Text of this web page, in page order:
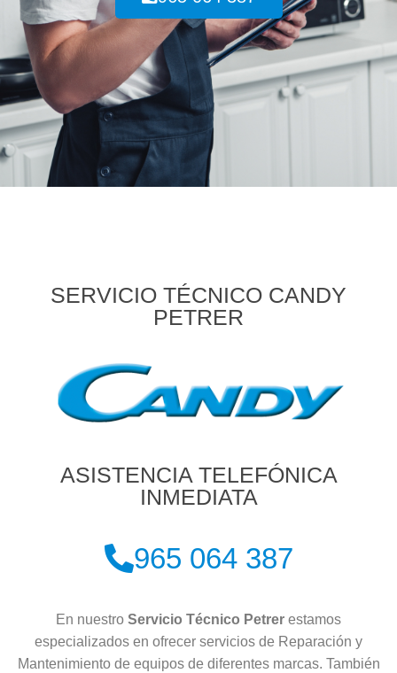
SERVICIO TÉCNICO CANDY
PETRER
ASISTENCIA TELEFÓNICA
INMEDIATA
965 064 387
En nuestro Servicio Técnico Petrer estamos
especializados en ofrecer servicios de Reparación y
Mantenimiento de equipos de diferentes marcas. También